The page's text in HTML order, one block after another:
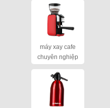
máy xay cafe
chuyên nghiệp